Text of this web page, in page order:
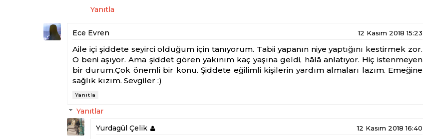
Yanıtla
Ece Evren 12 Kasım 2018 15:23
Aile içi şiddete seyirci olduğum için tanıyorum. Tabii yapanın niye yaptığını kestirmek zor.
O beni aşıyor. Ama şiddet gören yakınım kaç yaşına geldi, hâlâ anlatıyor. Hiç istenmeyen
bir durum.Çok önemli bir konu. Şiddete eğilimli kişilerin yardım almaları lazım. Emeğine
sağlık kızım. Sevgiler :)
Yanıtla
Yanıtlar
Yurdagül Çelik
12 Kasım 2018 16:40